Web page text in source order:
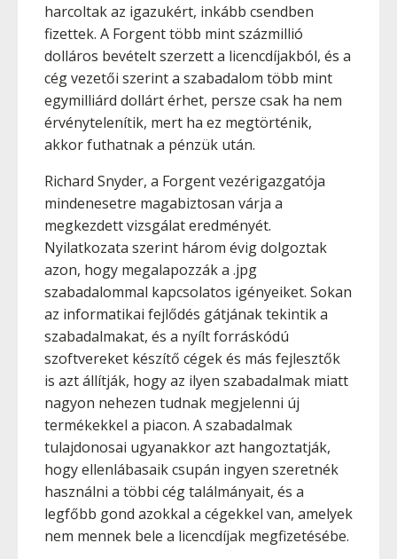
harcoltak az igazukért, inkább csendben
fizettek. A Forgent több mint százmillió
dolláros bevételt szerzett a licencdíjakból, és a
cég vezetői szerint a szabadalom több mint
egymilliárd dollárt érhet, persze csak ha nem
érvénytelenítik, mert ha ez megtörténik,
akkor futhatnak a pénzük után.
Richard Snyder, a Forgent vezérigazgatója
mindenesetre magabiztosan várja a
megkezdett vizsgálat eredményét.
Nyilatkozata szerint három évig dolgoztak
azon, hogy megalapozzák a .jpg
szabadalommal kapcsolatos igényeiket. Sokan
az informatikai fejlődés gátjának tekintik a
szabadalmakat, és a nyílt forráskódú
szoftvereket készítő cégek és más fejlesztők
is azt állítják, hogy az ilyen szabadalmak miatt
nagyon nehezen tudnak megjelenni új
termékekkel a piacon. A szabadalmak
tulajdonosai ugyanakkor azt hangoztatják,
hogy ellenlábasaik csupán ingyen szeretnék
használni a többi cég találmányait, és a
legfőbb gond azokkal a cégekkel van, amelyek
nem mennek bele a licencdíjak megfizetésébe.